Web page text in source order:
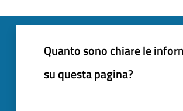
Quanto sono chiare le
su questa pagina?